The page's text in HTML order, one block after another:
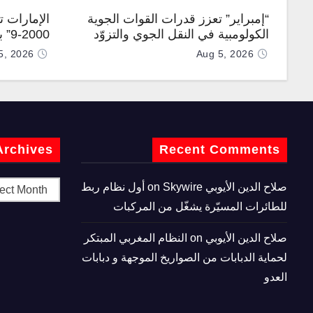
“إمبراير” تعزز قدرات القوات الجوية
الكولومبية في النقل الجوي والتزوّد
بالوقود جوًا من خلال تزويدها بطائرتي
Aug 5, 2026
المطورة
2026
Recent Comments
صلاح الدين الأيوبي
Skywire أول نظام ربط
للطائرات المسيّرة يشغّل من المركبات
صلاح الدين الأيوبي
النظام المغربي المبتكر
لحماية الدبابات من الصواريخ الموجهة و دبابات
العدو